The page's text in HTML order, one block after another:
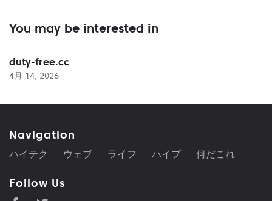
You may be interested in
duty-free.cc
4月 14, 2026
Navigation
ハイテク ウェブ ライフ ハイプ 何だこれ
Follow Us